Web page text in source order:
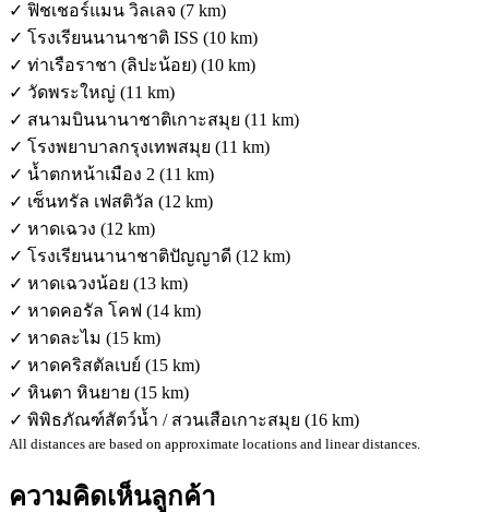
✓ ฟิชเชอร์แมน วิลเลจ (7 km)
✓ โรงเรียนนานาชาติ ISS (10 km)
✓ ท่าเรือราชา (ลิปะน้อย) (10 km)
✓ วัดพระใหญ่ (11 km)
✓ สนามบินนานาชาติเกาะสมุย (11 km)
✓ โรงพยาบาลกรุงเทพสมุย (11 km)
✓ น้ำตกหน้าเมือง 2 (11 km)
✓ เซ็นทรัล เฟสติวัล (12 km)
✓ หาดเฉวง (12 km)
✓ โรงเรียนนานาชาติปัญญาดี (12 km)
✓ หาดเฉวงน้อย (13 km)
✓ หาดคอรัล โคฟ (14 km)
✓ หาดละไม (15 km)
✓ หาดคริสตัลเบย์ (15 km)
✓ หินตา หินยาย (15 km)
✓ พิพิธภัณฑ์สัตว์น้ำ / สวนเสือเกาะสมุย (16 km)
All distances are based on approximate locations and linear distances.
ความคิดเห็นลูกค้า